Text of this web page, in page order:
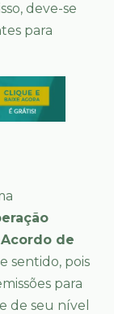
deve-se
para
Acordo de
sentido, pois
para
de seu nível